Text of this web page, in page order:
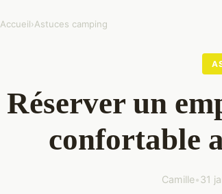
Accueil›Astuces camping
Réserver un
confortable
Camille•31